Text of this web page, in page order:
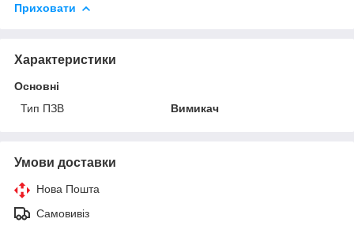
Приховати
Характеристики
Основні
Тип ПЗВ
Вимикач
Умови доставки
Нова Пошта
Самовивіз